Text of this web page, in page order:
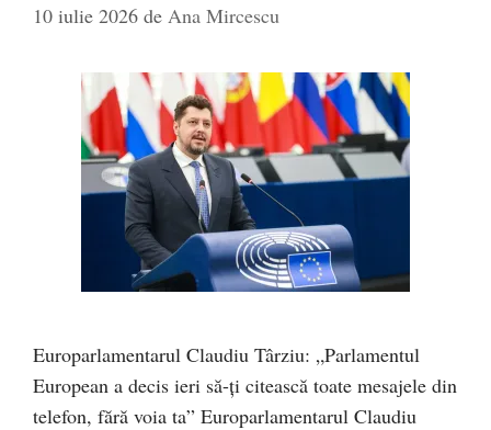
10 iulie 2026 de Ana Mircescu
Europarlamentarul Claudiu Târziu: „Parlamentul
European a decis ieri să-ți citească toate mesajele din
telefon, fără voia ta” Europarlamentarul Claudiu